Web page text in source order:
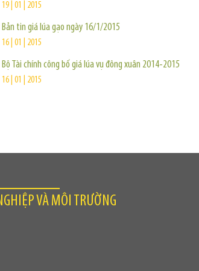
19 | 01 | 2015
Bản tin giá lúa gạo ngày 16/1/2015
16 | 01 | 2015
Bộ Tài chính công bố giá lúa vụ đông xuân 2014-2015
16 | 01 | 2015
VÀ MÔI TRƯỜNG